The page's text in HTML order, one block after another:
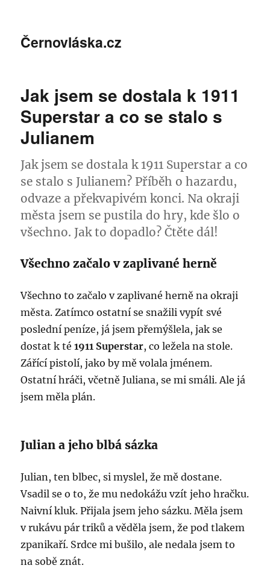
Černovláska.cz
Jak jsem se dostala k 1911
Superstar a co se stalo s
Julianem
Jak jsem se dostala k 1911 Superstar a co
se stalo s Julianem? Příběh o hazardu,
odvaze a překvapivém konci. Na okraji
města jsem se pustila do hry, kde šlo o
všechno. Jak to dopadlo? Čtěte dál!
Všechno začalo v zaplivané herně
Všechno to začalo v zaplivané herně na okraji
města. Zatímco ostatní se snažili vypít své
poslední peníze, já jsem přemýšlela, jak se
dostat k té1911 Superstar, co ležela na stole.
Zářící pistolí, jako by mě volala jménem.
Ostatní hráči, včetně Juliana, se mi smáli. Ale já
jsem měla plán.
Julian a jeho blbá sázka
Julian, ten blbec, si myslel, že mě dostane.
Vsadil se o to, že mu nedokážu vzít jeho hračku.
Naivní kluk. Přijala jsem jeho sázku. Měla jsem
v rukávu pár triků a věděla jsem, že pod tlakem
zpanikaří. Srdce mi bušilo, ale nedala jsem to
na sobě znát.